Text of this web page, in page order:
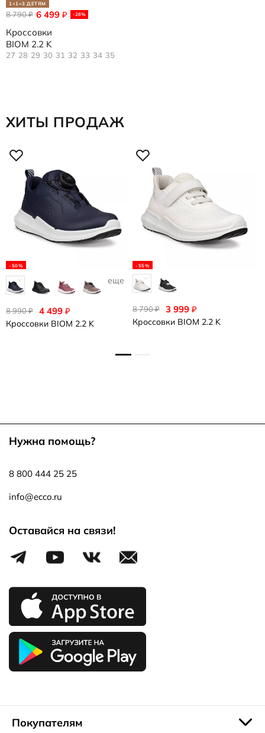
1+1=3 ДЕТЯМ
6 499 ₽ -26%
8 790₽
Кроссовки
BIOM 2.2 K
27 28 29 30 31 32 33 34 35
ХИТЫ ПРОДАЖ
-50%
еще 1
4 499 ₽
8 990₽
Кроссовки BIOM 2.2 K
-55%
3 999 ₽
8 790₽
Кроссовки BIOM 2.2 K
Нужна помощь?
8 800 444 25 25
info@ecco.ru
Оставайся на связи!
Покупателям